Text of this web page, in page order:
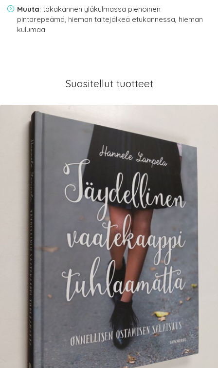
Muuta: takakannen yläkulmassa pienoinen
pintarepeämä, hieman taitejälkeä etukannessa, hieman
kulumaa
Suositellut tuotteet